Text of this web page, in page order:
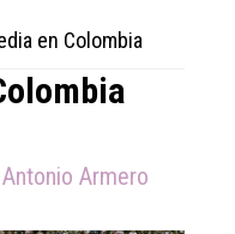
en Colombia
Antonio Armero